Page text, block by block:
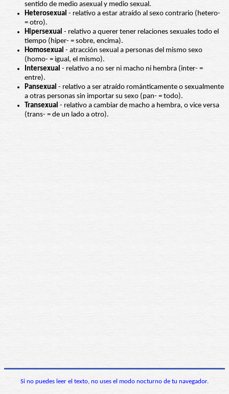
sentido de medio asexual y medio sexual.
Heterosexual - relativo a estar atraído al sexo contrario (hetero-
= otro).
Hipersexual - relativo a querer tener relaciones sexuales todo el
tiempo (hiper- = sobre, encima).
Homosexual - atracción sexual a personas del mismo sexo
(homo- = igual, el mismo).
Intersexual - relativo a no ser ni macho ni hembra (inter- =
entre).
Pansexual - relativo a ser atraído románticamente o sexualmente
a otras personas sin importar su sexo (pan- = todo).
Transexual - relativo a cambiar de macho a hembra, o vice versa
(trans- = de un lado a otro).
Si no puedes leer el texto, no uses el modo nocturno de tu navegador.